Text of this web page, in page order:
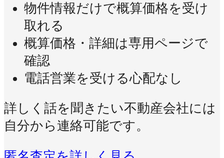
物件情報だけで概算価格を受け
取れる
概算価格・詳細は専用ページで
確認
電話営業を受ける心配なし
詳しく話を聞きたい不動産会社には
自分から連絡可能です。